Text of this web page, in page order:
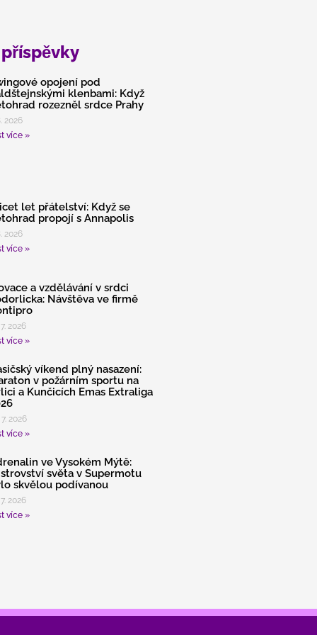
opojení pod
klenbami: Když
rozezněl srdce Prahy
2026
více »
let přátelství: Když se
propojí s Annapolis
2026
více »
a vzdělávání v srdci
Návštěva ve firmě
2026
více »
víkend plný nasazení:
v požárním sportu na
a Kunčicích Emas Extraliga
7. 2026
více »
ve Vysokém Mýtě:
světa v Supermotu
skvělou podívanou
2026
více »